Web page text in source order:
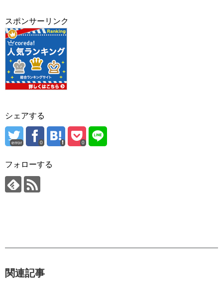
スポンサーリンク
シェアする
error 0 0
フォローする
関連記事